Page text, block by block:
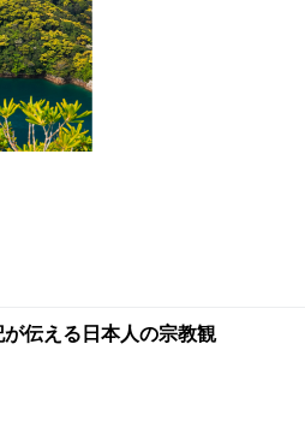
伝える日本人の宗教観